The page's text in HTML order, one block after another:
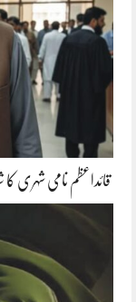
قائداعظم نامی شہری